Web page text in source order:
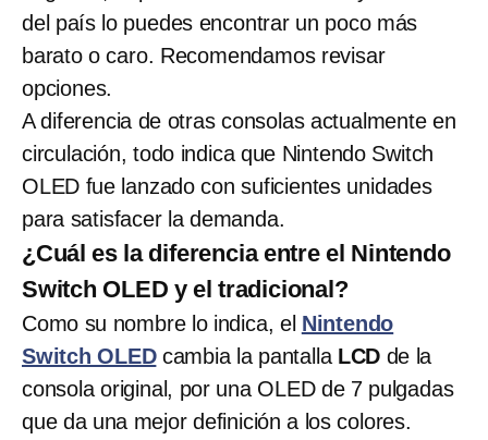
del país lo puedes encontrar un poco más
barato o caro. Recomendamos revisar
opciones.
A diferencia de otras consolas actualmente en
circulación, todo indica que Nintendo Switch
OLED fue lanzado con suficientes unidades
para satisfacer la demanda.
¿Cuál es la diferencia entre el Nintendo
Switch OLED y el tradicional?
Como su nombre lo indica, el Nintendo
Switch OLEDcambia la pantalla LCD de la
consola original, por una OLED de 7 pulgadas
que da una mejor definición a los colores.